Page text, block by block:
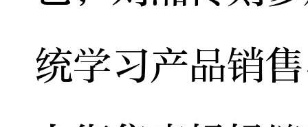
统学习产品销